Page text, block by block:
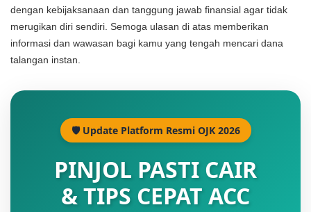
dengan kebijaksanaan dan tanggung jawab finansial agar tidak
merugikan diri sendiri. Semoga ulasan di atas memberikan
informasi dan wawasan bagi kamu yang tengah mencari dana
talangan instan.
🛡️ Update Platform Resmi OJK 2026
PINJOL PASTI CAIR
& TIPS CEPAT ACC